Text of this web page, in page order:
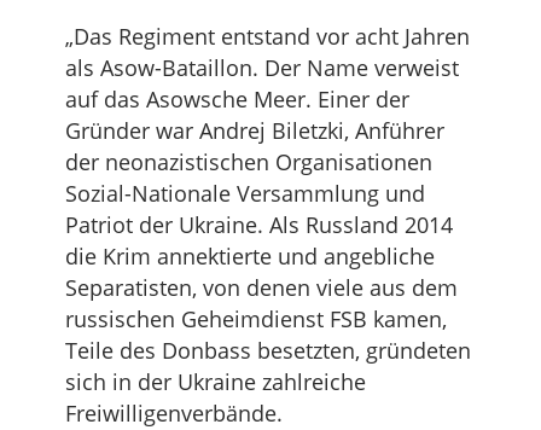
„Das Regiment entstand vor acht Jahren
als Asow-Bataillon. Der Name verweist
auf das Asowsche Meer. Einer der
Gründer war Andrej Biletzki, Anführer
der neonazistischen Organisationen
Sozial-Nationale Versammlung und
Patriot der Ukraine. Als Russland 2014
die Krim annektierte und angebliche
Separatisten, von denen viele aus dem
russischen Geheimdienst FSB kamen,
Teile des Donbass besetzten, gründeten
sich in der Ukraine zahlreiche
Freiwilligenverbände.